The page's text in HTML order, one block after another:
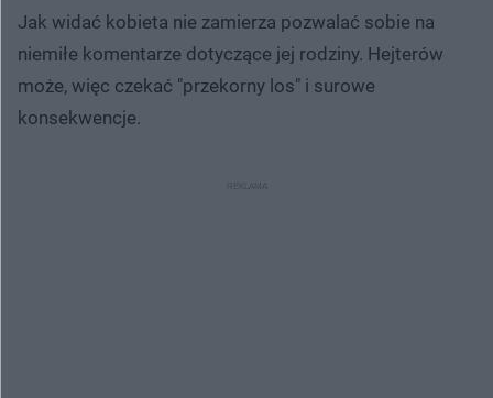
Jak widać kobieta nie zamierza pozwalać sobie na
niemiłe komentarze dotyczące jej rodziny. Hejterów
może, więc czekać "przekorny los" i surowe
konsekwencje.